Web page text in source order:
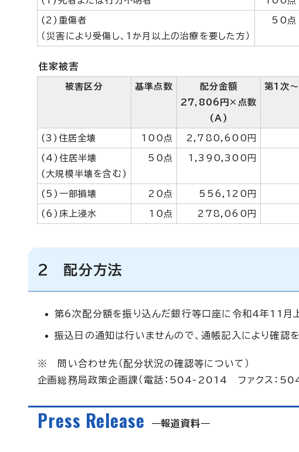
(2)重傷者
（災害により受傷し、1か月以上の治療を要した方）
50点
住家被害
被害区分 基準点数
配分金額
27,806円×点数
(A)
第1次
(3)住居全壊 100点 2,780,600円
(4)住居半壊
(大規模半壊を含む)
50点 1,390,300円
(5)一部損壊 20点 556,120円
(6)床上浸水 10点 278,060円
2 配分方法
第6次配分額を振り込んだ銀行等口座に令和4年11月
振込日の通知は行いませんので、通帳記入により確認を
※ 問い合わせ先（配分状況の確認等について）
企画総務局政策企画課（電話：504-2014 ファクス：
Press Release 報道資料